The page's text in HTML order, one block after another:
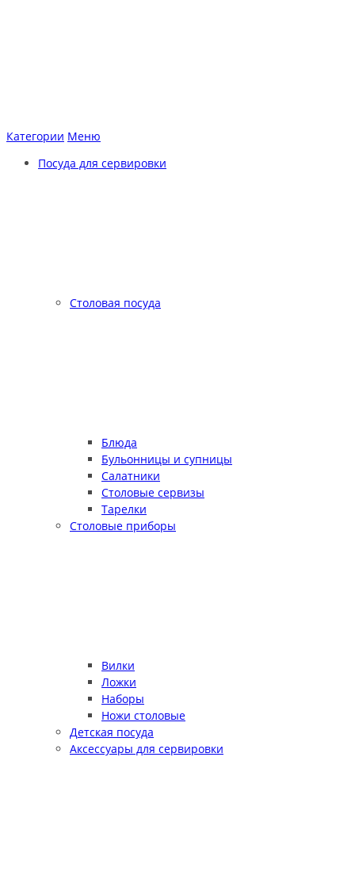
Категории Меню
Посуда для сервировки
Столовая посуда
Блюда
Бульонницы и супницы
Салатники
Столовые сервизы
Тарелки
Столовые приборы
Вилки
Ложки
Наборы
Ножи столовые
Детская посуда
Аксессуары для сервировки